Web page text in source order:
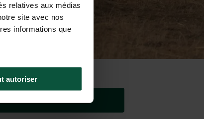
relatives aux médias
site avec nos
informations que
autoriser